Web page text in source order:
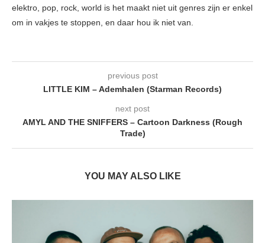
elektro, pop, rock, world is het maakt niet uit genres zijn er enkel
om in vakjes te stoppen, en daar hou ik niet van.
previous post
LITTLE KIM – Ademhalen (Starman Records)
next post
AMYL AND THE SNIFFERS – Cartoon Darkness (Rough
Trade)
YOU MAY ALSO LIKE